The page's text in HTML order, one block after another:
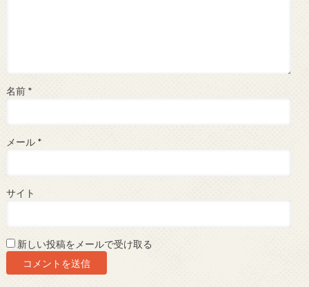
名前 *
メール *
サイト
新しい投稿をメールで受け取る